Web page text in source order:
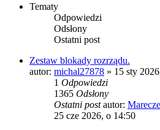
Tematy
Odpowiedzi
Odsłony
Ostatni post
Zestaw blokady rozrządu.
autor: michal27878 » 15 sty
1 Odpowiedzi
1365 Odsłony
Ostatni postautor:
25 cze 2026, o 14:50